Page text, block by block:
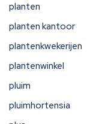
planten
planten kantoor
plantenkwekerijen
plantenwinkel
pluim
pluimhortensia